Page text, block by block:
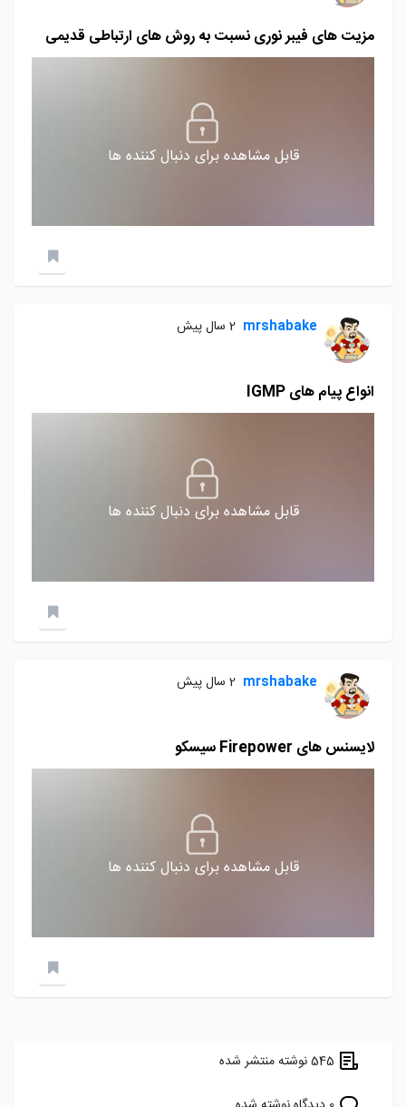
مزیت های فیبر نوری نسبت به روش های ارتباطی قدیمی
قابل مشاهده برای دنبال کننده ها
mrshabake 2 سال پیش
انواع پیام های IGMP
قابل مشاهده برای دنبال کننده ها
mrshabake 2 سال پیش
لایسنس های Firepower سیسکو
قابل مشاهده برای دنبال کننده ها